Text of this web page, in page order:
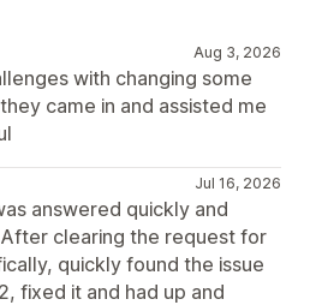
Aug 3, 2026
with changing some
came in and assisted me
Jul 16, 2026
answered quickly and
clearing the request for
quickly found the issue
fixed it and had up and